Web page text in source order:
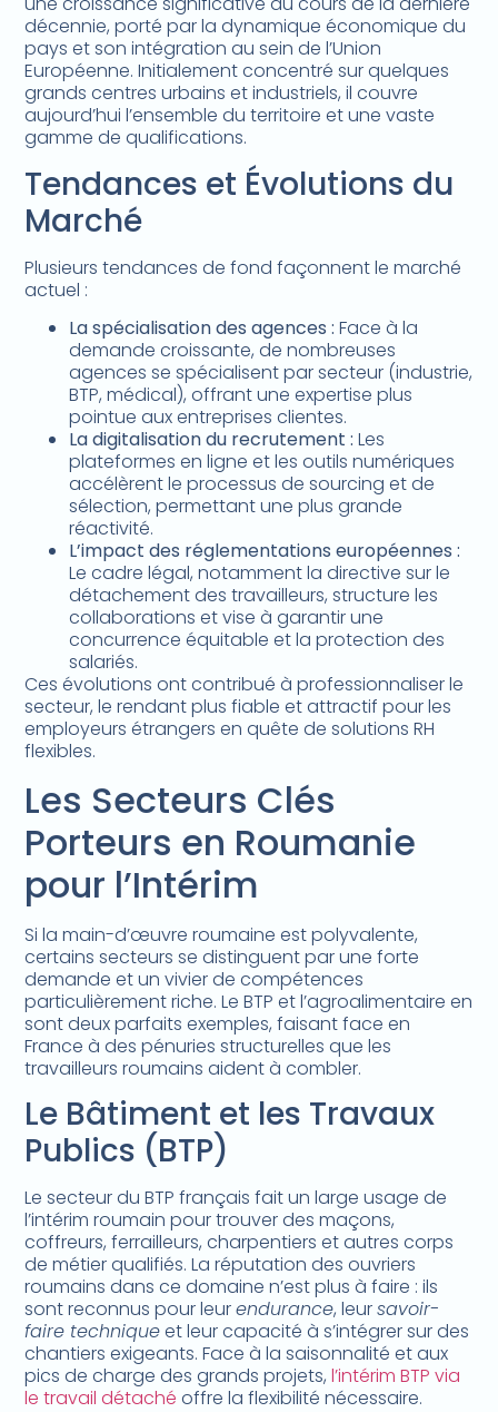
décennie, porté par la dynamique économique du
pays et son intégration au sein de l’Union
Européenne. Initialement concentré sur quelques
grands centres urbains et industriels, il couvre
aujourd’hui l’ensemble du territoire et une vaste
gamme de qualifications.
Tendances et Évolutions du
Marché
Plusieurs tendances de fond façonnent le marché
actuel :
La spécialisation des agences : Face à la
demande croissante, de nombreuses
agences se spécialisent par secteur (industrie,
BTP, médical), offrant une expertise plus
pointue aux entreprises clientes.
La digitalisation du recrutement : Les
plateformes en ligne et les outils numériques
accélèrent le processus de sourcing et de
sélection, permettant une plus grande
réactivité.
L’impact des réglementations européennes :
Le cadre légal, notamment la directive sur le
détachement des travailleurs, structure les
collaborations et vise à garantir une
concurrence équitable et la protection des
salariés.
Ces évolutions ont contribué à professionnaliser le
secteur, le rendant plus fiable et attractif pour les
employeurs étrangers en quête de solutions RH
flexibles.
Les Secteurs Clés
Porteurs en Roumanie
pour l’Intérim
Si la main-d’œuvre roumaine est polyvalente,
certains secteurs se distinguent par une forte
demande et un vivier de compétences
particulièrement riche. Le BTP et l’agroalimentaire en
sont deux parfaits exemples, faisant face en
France à des pénuries structurelles que les
travailleurs roumains aident à combler.
Le Bâtiment et les Travaux
Publics (BTP)
Le secteur du BTP français fait un large usage de
l’intérim roumain pour trouver des maçons,
coffreurs, ferrailleurs, charpentiers et autres corps
de métier qualifiés. La réputation des ouvriers
roumains dans ce domaine n’est plus à faire : ils
sont reconnus pour leurendurance, leursavoir-
faire techniqueet leur capacité à s’intégrer sur des
chantiers exigeants. Face à la saisonnalité et aux
pics de charge des grands projets,l’intérim BTP via
le travail détaché offre la flexibilité nécessaire.